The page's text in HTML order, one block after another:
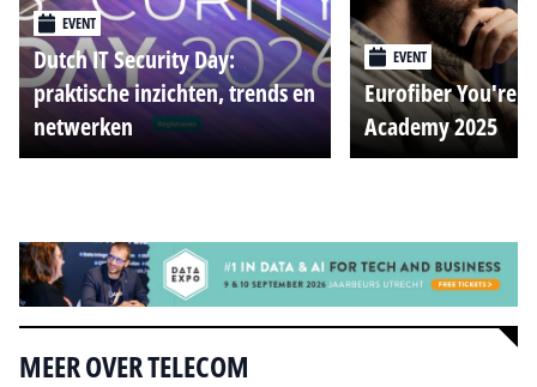
EVENT
Dutch IT Security Day:
praktische inzichten, trends en
netwerken
EVENT
Eurofiber You're
Academy 2025
MEER OVER TELECOM